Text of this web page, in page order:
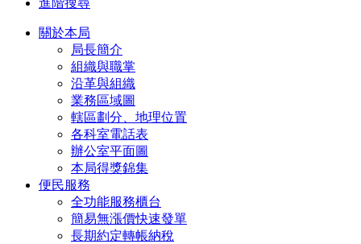
關於本局
局長簡介
組織與職掌
沿革與組織
業務區域圖
轄區劃分、地理位置
各科室電話表
辦公室平面圖
本局得獎錦集
便民服務
全功能服務櫃台
簡易無漲價快速發單
長期約定轉帳納稅